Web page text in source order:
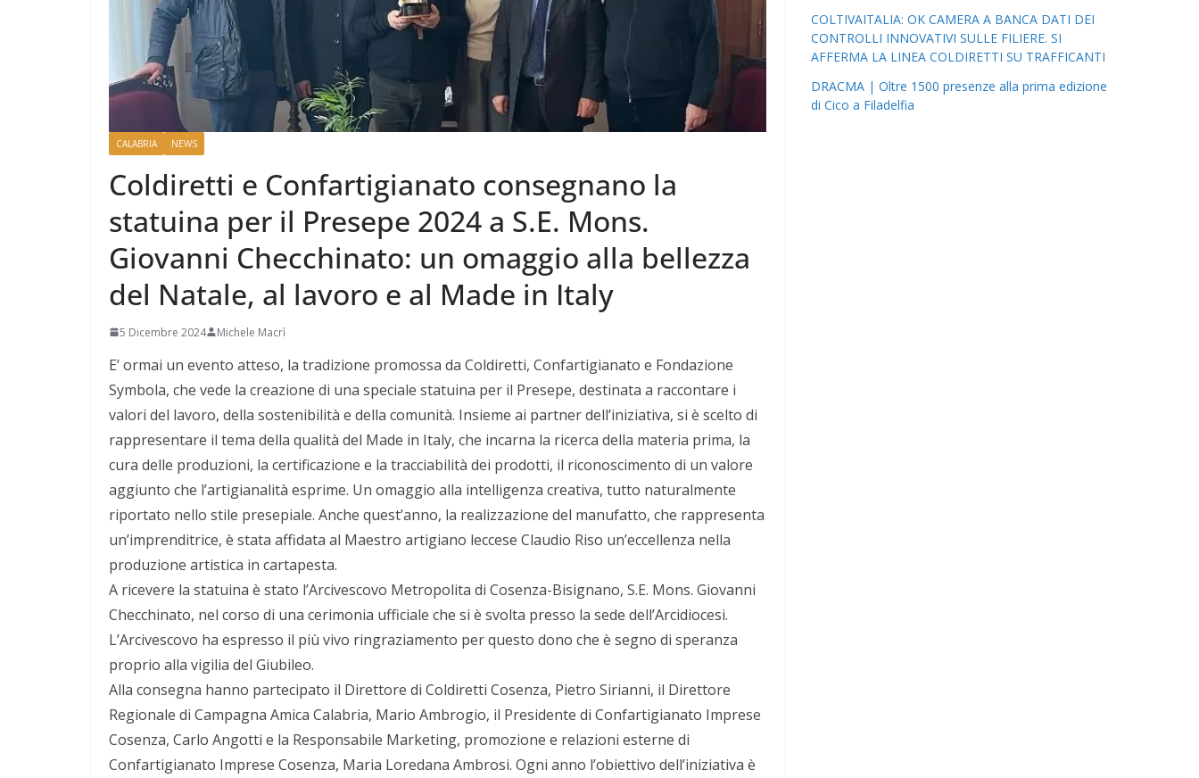
CALABRIA NEWS
Coldiretti e Confartigianato consegnano la
statuina per il Presepe 2024 a S.E. Mons.
Giovanni Checchinato: un omaggio alla bellezza
del Natale, al lavoro e al Made in Italy
5 Dicembre 2024 Michele Macrì
E’ ormai un evento atteso, la tradizione promossa da Coldiretti, Confartigianato e Fondazione
Symbola, che vede la creazione di una speciale statuina per il Presepe, destinata a raccontare i
valori del lavoro, della sostenibilità e della comunità. Insieme ai partner dell’iniziativa, si è scelto di
rappresentare il tema della qualità del Made in Italy, che incarna la ricerca della materia prima, la
cura delle produzioni, la certificazione e la tracciabilità dei prodotti, il riconoscimento di un valore
aggiunto che l’artigianalità esprime. Un omaggio alla intelligenza creativa, tutto naturalmente
riportato nello stile presepiale. Anche quest’anno, la realizzazione del manufatto, che rappresenta
un’imprenditrice, è stata affidata al Maestro artigiano leccese Claudio Riso un’eccellenza nella
produzione artistica in cartapesta.
A ricevere la statuina è stato l’Arcivescovo Metropolita di Cosenza-Bisignano, S.E. Mons. Giovanni
Checchinato, nel corso di una cerimonia ufficiale che si è svolta presso la sede dell’Arcidiocesi.
L’Arcivescovo ha espresso il più vivo ringraziamento per questo dono che è segno di speranza
proprio alla vigilia del Giubileo.
Alla consegna hanno partecipato il Direttore di Coldiretti Cosenza, Pietro Sirianni, il Direttore
Regionale di Campagna Amica Calabria, Mario Ambrogio, il Presidente di Confartigianato Imprese
Cosenza, Carlo Angotti e la Responsabile Marketing, promozione e relazioni esterne di
Confartigianato Imprese Cosenza, Maria Loredana Ambrosi. Ogni anno l’obiettivo dell’iniziativa è
COLTIVAITALIA: OK CAMERA A BANCA DATI DEI
CONTROLLI INNOVATIVI SULLE FILIERE. SI
AFFERMA LA LINEA COLDIRETTI SU TRAFFICANTI
DRACMA | Oltre 1500 presenze alla prima edizione
di Cico a Filadelfia